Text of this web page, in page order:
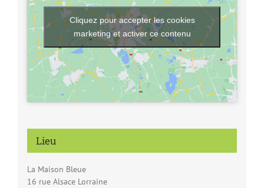
Lieu
La Maison Bleue
16 rue Alsace Lorraine
Cliquez pour accepter les cookies
marketing et activer ce contenu